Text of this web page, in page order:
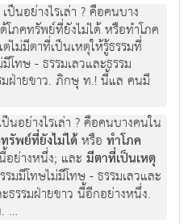
เปนอยางไรเลา ? คือคนบาง
ภคทรัพยที่ยังไมได หรือทําโภค
มมีตาที่เปนเหตุใหรูธรรมที่
โทษ - ธรรมเลวและธรรม
ฝายขาว. ภิกษุ ท.! นี้แล คนมี
ปนอยางไรเลา ? คือคนบางคนใน
พยที่ยังไมไดหรือ ทําโภค
อยางหนึ่ง; และ มีตาที่เปนเหตุ
มมีโทษไมมีโทษ - ธรรมเลวและ
รรมฝายขาว นี้อีกอยางหนึ่ง.
…